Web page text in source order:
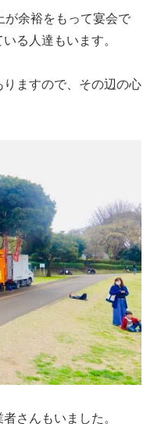
が余裕をもって宴会で
る人達もいます。
りますので、その辺の心
さんもいました。